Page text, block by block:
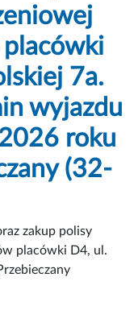
7a.
wyjazdu
roku
(32-
zakup polisy
placówki D4, ul.